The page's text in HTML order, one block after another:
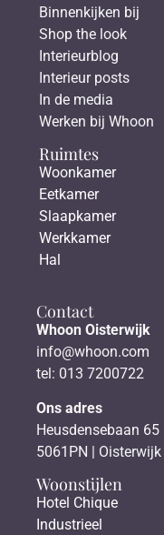
Binnenkijken bij
Shop the look
Interieurblog
Interieur posts
In de media
Werken bij Whoon
Ruimtes
Woonkamer
Eetkamer
Slaapkamer
Werkkamer
Hal
Contact
Whoon Oisterwijk
info@whoon.com
tel: 013 7200722
Ons adres
Heusdensebaan 65
5061PN | Oisterwijk
Woonstijlen
Hotel Chique
Industrieel